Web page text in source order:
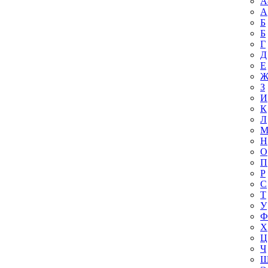
А
Б
Б
Г
Д
Е
Ж
З
И
К
Л
М
Н
О
П
Р
С
Т
У
Ф
Х
Ц
Ч